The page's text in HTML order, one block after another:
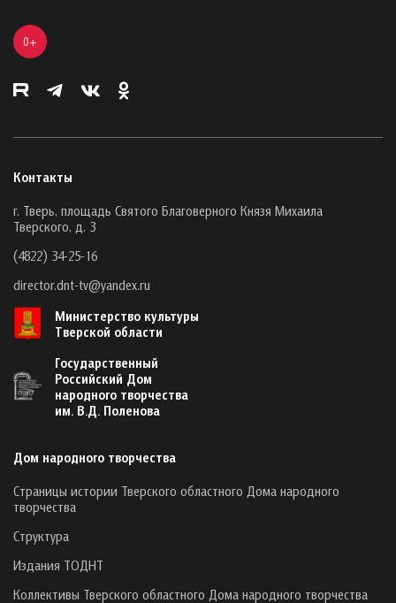
0+
Контакты
г. Тверь, площадь Святого Благоверного Князя Михаила
Тверского, д. 3
(4822) 34-25-16
director.dnt-tv@yandex.ru
Министерство культуры
Тверской области
Государственный
Российский Дом
народного творчества
им. В.Д. Поленова
Дом народного творчества
Страницы истории Тверского областного Дома народного
творчества
Структура
Издания ТОДНТ
Коллективы Тверского областного Дома народного творчества